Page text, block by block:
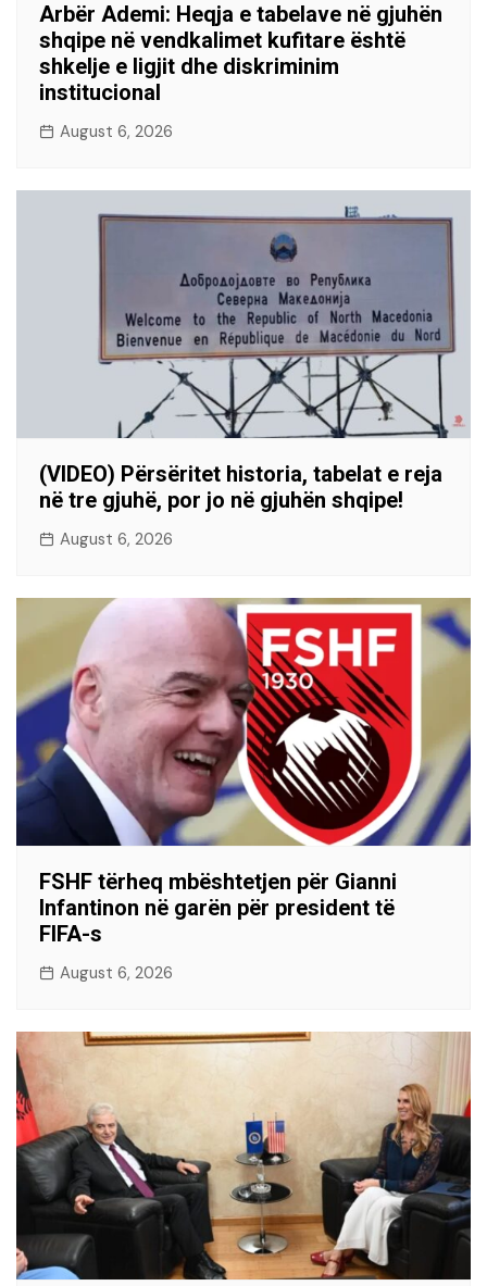
Arbër Ademi: Heqja e tabelave në gjuhën
shqipe në vendkalimet kufitare është
shkelje e ligjit dhe diskriminim
institucional
August 6, 2026
(VIDEO) Përsëritet historia, tabelat e reja
në tre gjuhë, por jo në gjuhën shqipe!
August 6, 2026
FSHF tërheq mbështetjen për Gianni
Infantinon në garën për president të
FIFA-s
August 6, 2026